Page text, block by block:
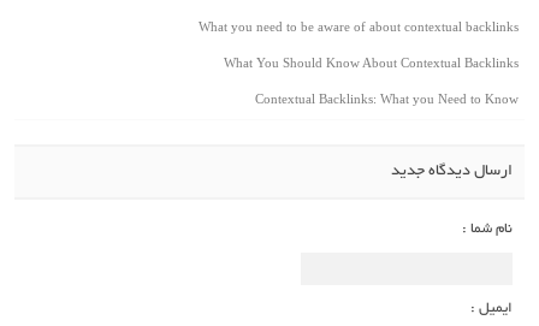
What you need to be aware of about contextual backlinks
What You Should Know About Contextual Backlinks
Contextual Backlinks: What you Need to Know
ارسال دیدگاه جدید
نام شما :
ایمیل :